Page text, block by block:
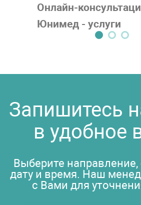
Онлайн-
Юнимед - услуги
телемедицины в
Запишитесь
в удобное
Выберите направление,
дату и время. Наш
с Вами для